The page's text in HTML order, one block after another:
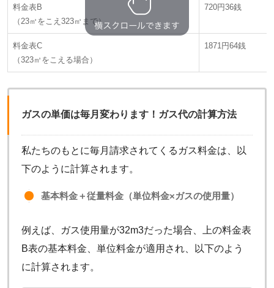
料金表B
（23㎥をこえ323㎥まで）
720円36銭
料金表C
（323㎥をこえる場合）
1871円64銭
ガスの単価は毎月変わります！ガス代の計算方法
私たちのもとに毎月請求されてくるガス料金は、以
下のように計算されます。
基本料金＋従量料金（単位料金×ガスの使用量）
例えば、ガス使用量が32m3だった場合、上の料金表
B表の基本料金、単位料金が適用され、以下のよう
に計算されます。